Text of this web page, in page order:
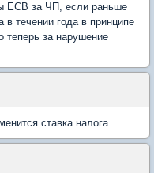
ЕСВ за ЧП, если раньше
в течении года в принципе
теперь за нарушение
ставка налога...